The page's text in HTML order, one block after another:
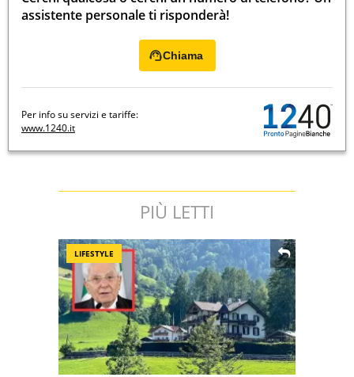
assistente personale ti risponderà!
Chiama
Per info su servizi e tariffe:
www.1240.it
PIÙ LETTI
LIFESTYLE